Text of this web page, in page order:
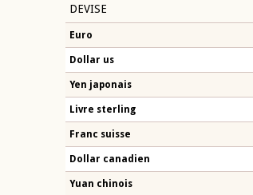
DEVISE
Euro
Dollar us
Yen japonais
Livre sterling
Franc suisse
Dollar canadien
Yuan chinois